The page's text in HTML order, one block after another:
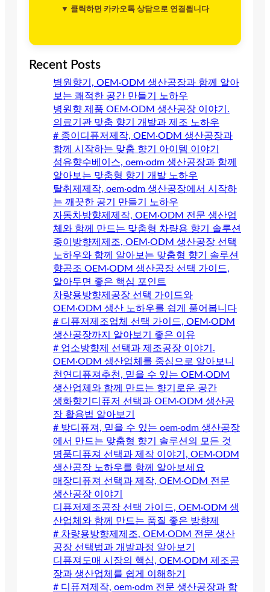
▼ 클릭하면 카카오톡 상담으로 연결됩니다
Recent Posts
병원향기, OEM·ODM 생산공장과 함께 알아
보는 쾌적한 공간 만들기 노하우
병원향 제품 OEM·ODM 생산공장 이야기.
의료기관 맞춤 향기 개발과 제조 노하우
# 종이디퓨저제작, OEM·ODM 생산공장과
함께 시작하는 맞춤 향기 아이템 이야기
섬유향수베이스, oem·odm 생산공장과 함께
알아보는 맞춤형 향기 개발 노하우
탈취제제작, oem·odm 생산공장에서 시작하
는 깨끗한 공기 만들기 노하우
자동차방향제제작, OEM·ODM 전문 생산업
체와 함께 만드는 맞춤형 차량용 향기 솔루션
종이방향제제조, OEM·ODM 생산공장 선택
노하우와 함께 알아보는 맞춤형 향기 솔루션
향공조 OEM·ODM 생산공장 선택 가이드,
알아두면 좋은 핵심 포인트
차량용방향제공장 선택 가이드와
OEM·ODM 생산 노하우를 쉽게 풀어봅니다
# 디퓨저제조업체 선택 가이드, OEM·ODM
생산공장까지 알아보기 좋은 이유
# 업소방향제 선택과 제조공장 이야기.
OEM·ODM 생산업체를 중심으로 알아보니
천연디퓨져추천, 믿을 수 있는 OEM·ODM
생산업체와 함께 만드는 향기로운 공간
생화향기디퓨저 선택과 OEM·ODM 생산공
장 활용법 알아보기
# 방디퓨져, 믿을 수 있는 oem·odm 생산공장
에서 만드는 맞춤형 향기 솔루션의 모든 것
명품디퓨져 선택과 제작 이야기, OEM·ODM
생산공장 노하우를 함께 알아보세요
매장디퓨져 선택과 제작, OEM·ODM 전문
생산공장 이야기
디퓨저제조공장 선택 가이드, OEM·ODM 생
산업체와 함께 만드는 품질 좋은 방향제
# 차량용방향제제조, OEM·ODM 전문 생산
공장 선택법과 개발과정 알아보기
디퓨져도매 시장의 핵심, OEM·ODM 제조공
장과 생산업체를 쉽게 이해하기
# 디퓨져제작, oem·odm 전문 생산공장과 함